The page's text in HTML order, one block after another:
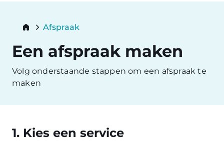
content
Breadcrumb
Current:
Afspraak
Een afspraak maken
Volg onderstaande stappen om een afspraak te
maken
1. Kies een service